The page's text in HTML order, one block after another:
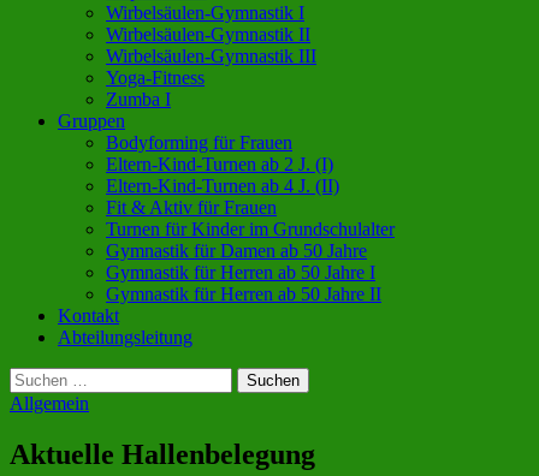
Wirbelsäulen-Gymnastik I
Wirbelsäulen-Gymnastik II
Wirbelsäulen-Gymnastik III
Yoga-Fitness
Zumba I
Gruppen
Bodyforming für Frauen
Eltern-Kind-Turnen ab 2 J. (I)
Eltern-Kind-Turnen ab 4 J. (II)
Fit & Aktiv für Frauen
Turnen für Kinder im Grundschulalter
Gymnastik für Damen ab 50 Jahre
Gymnastik für Herren ab 50 Jahre I
Gymnastik für Herren ab 50 Jahre II
Kontakt
Abteilungsleitung
Suchen
nach:
Allgemein
Aktuelle Hallenbelegung